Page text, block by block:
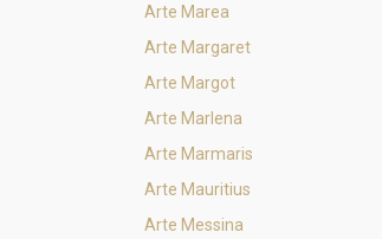
Arte Marea
Arte Margaret
Arte Margot
Arte Marlena
Arte Marmaris
Arte Mauritius
Arte Messina